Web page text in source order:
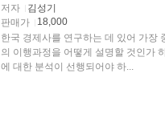
저자
김성기
판매가
18,000
한국 경제사를 연구하는 데 있어 가장
의 이행과정을 어떻게 설명할 것인가
에 대한 분석이 선행되어야 하...